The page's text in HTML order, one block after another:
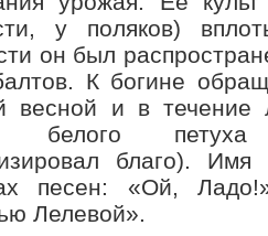
у поляков)
он был
К богине
весной и в течение
белого
благо).
песен: «Ой,
Лелевой».